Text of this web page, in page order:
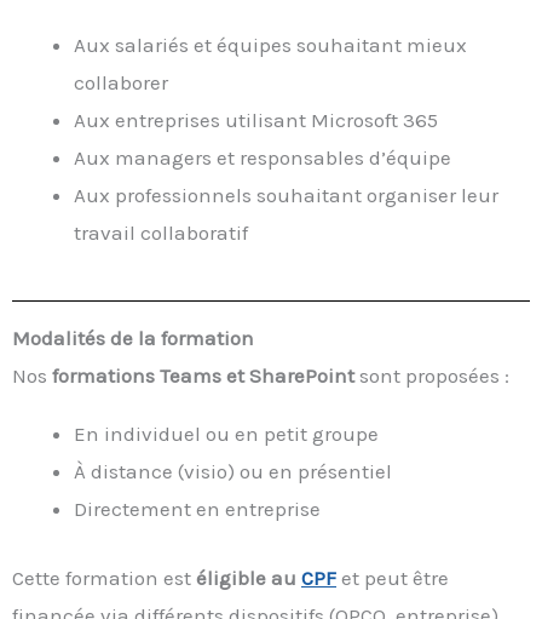
Aux salariés et équipes souhaitant mieux
collaborer
Aux entreprises utilisant Microsoft 365
Aux managers et responsables d’équipe
Aux professionnels souhaitant organiser leur
travail collaboratif
Modalités de la formation
Nos formations Teams et SharePointsont proposées :
En individuel ou en petit groupe
À distance (visio) ou en présentiel
Directement en entreprise
Cette formation est éligible au CPF et peut être